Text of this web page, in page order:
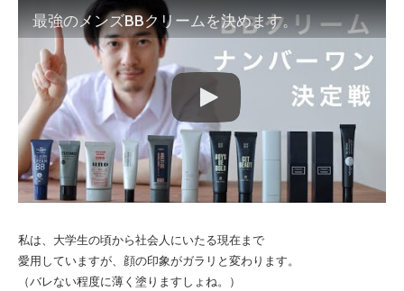
最強のメンズBBクリームを決めます。
私は、大学生の頃から社会人にいたる現在まで
愛用していますが、顔の印象がガラリと変わります。
（バレない程度に薄く塗りますしょね。）